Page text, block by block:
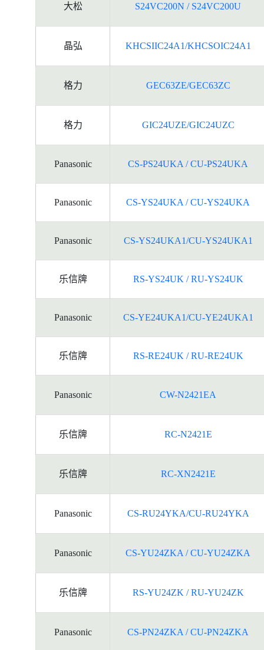
大松 S24VC200N / S24VC200U
晶弘 KHCSIIC24A1/KHCSOIC24A1
格力 GEC63ZE/GEC63ZC
格力 GIC24UZE/GIC24UZC
Panasonic CS-PS24UKA / CU-PS24UKA
Panasonic CS-YS24UKA / CU-YS24UKA
Panasonic CS-YS24UKA1/CU-YS24UKA1
乐信牌 RS-YS24UK / RU-YS24UK
Panasonic CS-YE24UKA1/CU-YE24UKA1
乐信牌 RS-RE24UK / RU-RE24UK
Panasonic CW-N2421EA
乐信牌 RC-N2421E
乐信牌 RC-XN2421E
Panasonic CS-RU24YKA/CU-RU24YKA
Panasonic CS-YU24ZKA / CU-YU24ZKA
乐信牌 RS-YU24ZK / RU-YU24ZK
Panasonic CS-PN24ZKA / CU-PN24ZKA